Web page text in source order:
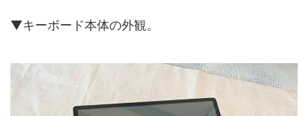
▼キーボード本体の外観。